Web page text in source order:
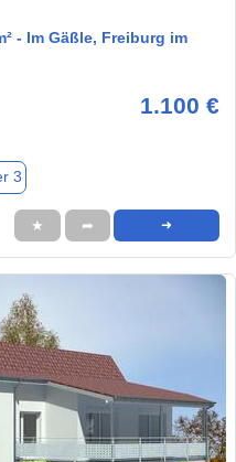
- Im Gäßle, Freiburg im
1.100 €
3
★ ➦ ➜